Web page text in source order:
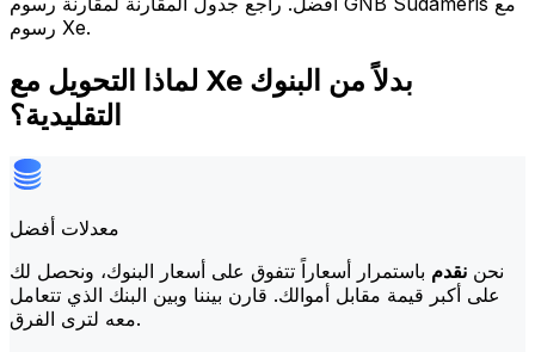
رسوم Xe.
لماذا التحويل مع Xe بدلاً من البنوك
التقليدية؟
معدلات أفضل
نحن نقدم باستمرار أسعاراً تتفوق على أسعار البنوك، ونحصل لك
على أكبر قيمة مقابل أموالك. قارن بيننا وبين البنك الذي تتعامل
معه لترى الفرق.